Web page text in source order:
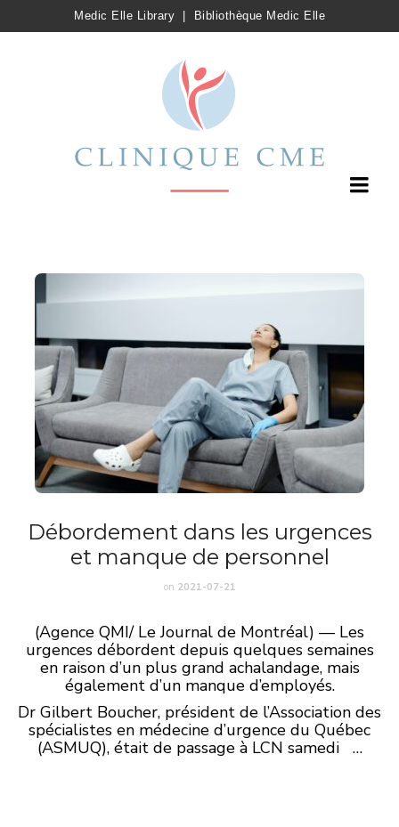
Medic Elle Library Bibliothèque Medic Elle
Débordement dans les urgences
et manque de personnel
on 2021-07-21
(Agence QMI/ Le Journal de Montréal) — Les
urgences débordent depuis quelques semaines
en raison d’un plus grand achalandage, mais
également d’un manque d’employés.
Dr Gilbert Boucher, président de l’Association des
spécialistes en médecine d’urgence du Québec
(ASMUQ), était de passage à LCN samedi …